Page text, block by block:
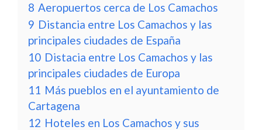
8 Aeropuertos cerca de Los Camachos
9 Distancia entre Los Camachos y las
principales ciudades de España
10 Distacia entre Los Camachos y las
principales ciudades de Europa
11 Más pueblos en el ayuntamiento de
Cartagena
12 Hoteles en Los Camachos y sus